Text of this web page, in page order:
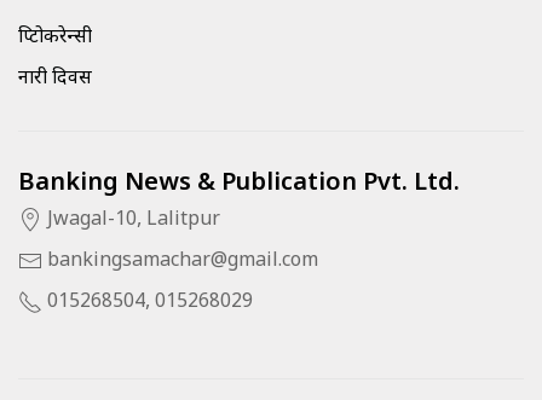
क्रिप्टोकरेन्सी
नारी दिवस
Banking News & Publication Pvt. Ltd.
Jwagal-10, Lalitpur
bankingsamachar@gmail.com
015268504, 015268029